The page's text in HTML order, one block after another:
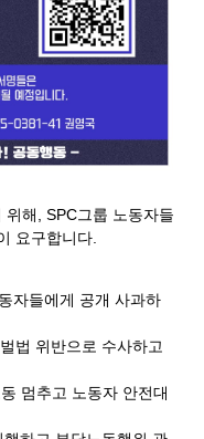
해, SPC그룹 노동자들
요구합니다.
자들에게 공개 사과하
법 위반으로 수사하고
멈추고 노동자 안전대